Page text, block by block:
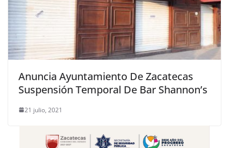
Anuncia Ayuntamiento De Zacatecas
Suspensión Temporal De Bar Shannon’s
21 julio, 2021